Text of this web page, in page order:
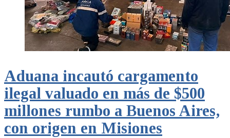
Aduana incautó cargamento
ilegal valuado en más de $500
millones rumbo a Buenos Aires,
con origen en Misiones